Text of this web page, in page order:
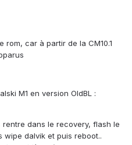
car à partir de la CM10.1
M1 en version OldBL :
dans le recovery, flash le
dalvik et puis reboot..